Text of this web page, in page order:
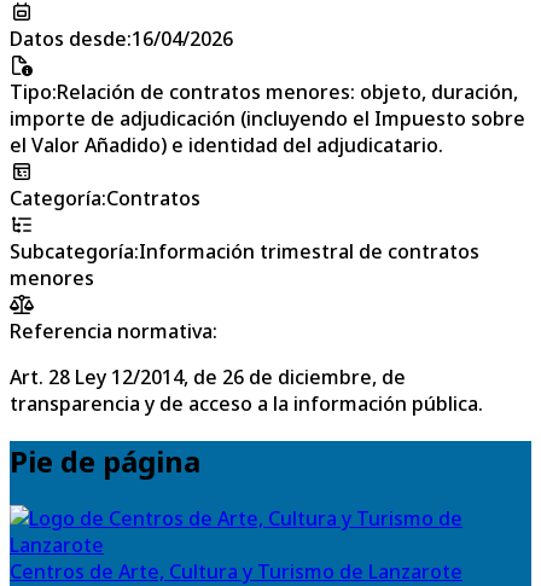
Datos desde:16/04/2026
Tipo:Relación de contratos menores: objeto, duración,
importe de adjudicación (incluyendo el Impuesto sobre
el Valor Añadido) e identidad del adjudicatario.
Categoría:Contratos
Subcategoría:Información trimestral de contratos
menores
Referencia normativa:
Art. 28 Ley 12/2014, de 26 de diciembre, de
transparencia y de acceso a la información pública.
Pie de página
Centros de Arte, Cultura y Turismo de Lanzarote